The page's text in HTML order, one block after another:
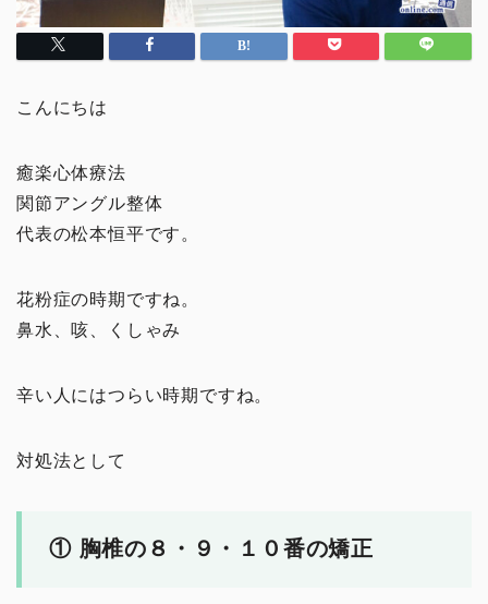
こんにちは
癒楽心体療法
関節アングル整体
代表の松本恒平です。
花粉症の時期ですね。
鼻水、咳、くしゃみ
辛い人にはつらい時期ですね。
対処法として
① 胸椎の８・９・１０番の矯正